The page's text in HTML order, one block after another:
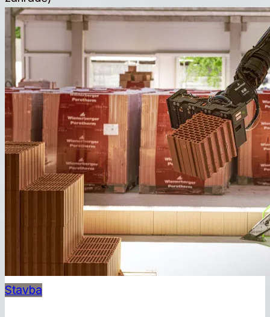
Stavba